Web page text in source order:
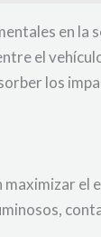
en
el
los
el